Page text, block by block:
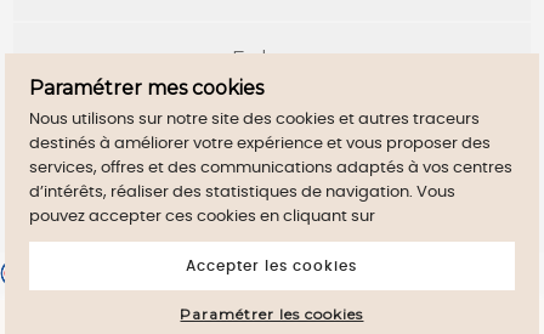
E-shop
Infos utiles
Comerciante aprobado por la Sociedad de Opiniones
Contrastadas,haga clic aquí para mostrar el certificado.
Paramétrer mes cookies
Nous utilisons sur notre site des cookies et autres traceurs
destinés à améliorer votre expérience et vous proposer des
services, offres et des communications adaptés à vos centres
d’intérêts, réaliser des statistiques de navigation. Vous
pouvez accepter ces cookies en cliquant sur
Accepter les cookies
Paramétrer les cookies